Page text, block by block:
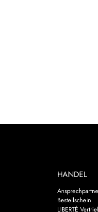
HANDEL
Bestellschein
LIBERTÉ